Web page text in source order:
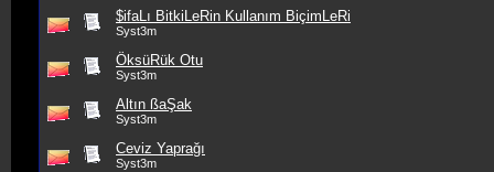
$ifaLı BitkiLeRin Kullanım BiçimLeRi
Syst3m
ÖksüRük Otu
Syst3m
Altın ßaŞak
Syst3m
Ceviz Yaprağı
Syst3m